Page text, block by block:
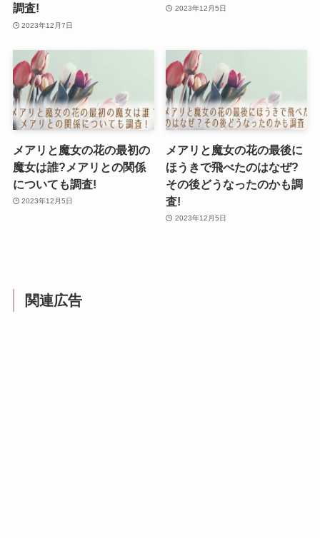
調査!
2023年12月7日
2023年12月5日
メアリと魔女の花の最初の
魔女は誰?メアリとの関係
についても調査!
2023年12月5日
メアリと魔女の花の最後に
ほうきで飛べたのはなぜ?
その後どうなったのかも調
査!
2023年12月5日
関連広告